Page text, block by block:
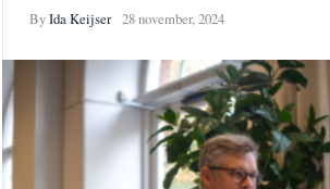
ByIda Keijser 28 november, 2024